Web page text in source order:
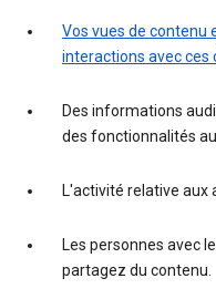
Vos vues de contenu
interactions avec ces
Des informations
des fonctionnalités
L'activité relative aux
Les personnes avec
partagez du contenu.